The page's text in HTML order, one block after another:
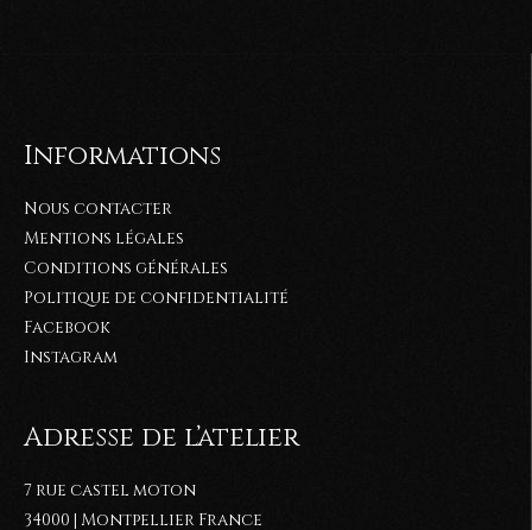
Informations
Nous contacter
Mentions légales
Conditions générales
Politique de confidentialité
Facebook
Instagram
Adresse de l’atelier
7 rue castel moton
34000 | Montpellier France